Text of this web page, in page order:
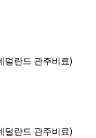
덜란드 관주비료)
덜란드 관주비료)